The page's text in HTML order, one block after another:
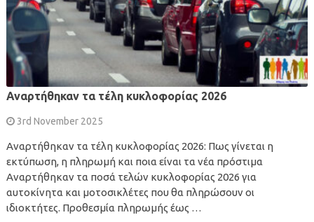
Αναρτήθηκαν τα τέλη κυκλοφορίας 2026
3rd November 2025
Αναρτήθηκαν τα τέλη κυκλοφορίας 2026: Πως γίνεται η
εκτύπωση, η πληρωμή και ποια είναι τα νέα πρόστιμα
Αναρτήθηκαν τα ποσά τελών κυκλοφορίας 2026 για
αυτοκίνητα και μοτοσικλέτες που θα πληρώσουν οι
ιδιοκτήτες. Προθεσμία πληρωμής έως …